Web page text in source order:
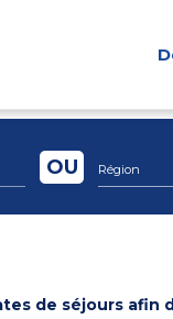
Région
OU
de séjours afin